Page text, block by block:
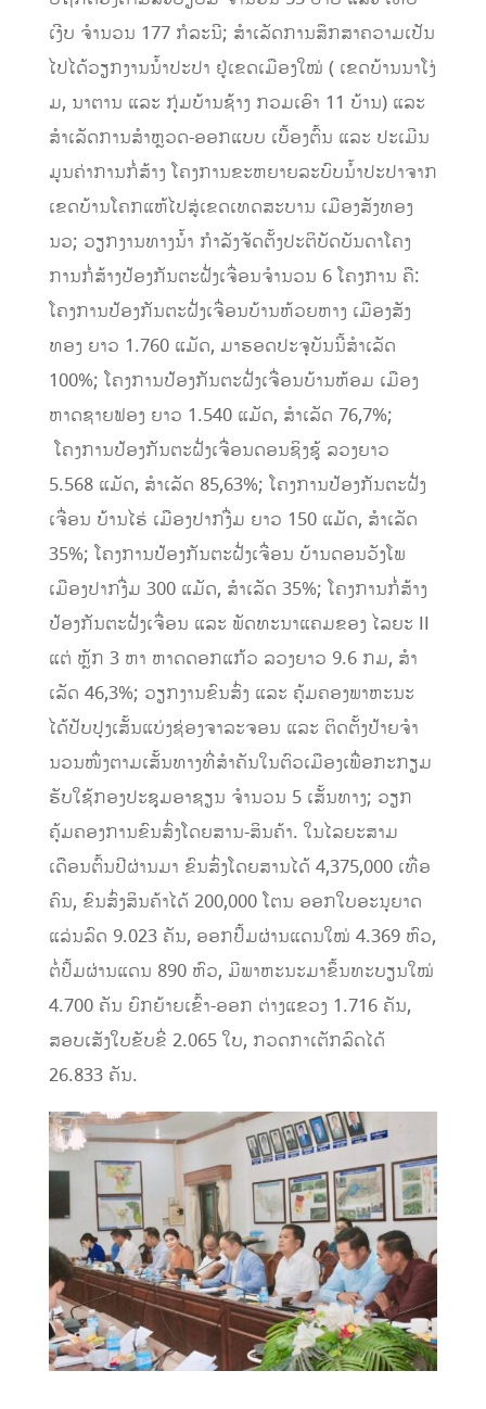
ເງີບ ຈໍານວນ 177 ກໍລະນີ; ສຳເລັດການສຶກສາຄວາມເປັນ
ໄປໄດ້ວຽກງານນໍ້າປະປາ ຢູ່ເຂດເມືອງໃໝ່ ( ເຂດບ້ານນາໂງ່
ມ, ນາຕານ ແລະ ກຸ່ມບ້ານຊ້າງ ກວມເອົາ 11 ບ້ານ) ແລະ
ສຳເລັດການສຳຫຼວດ-ອອກແບບ ເບື້ອງຕົ້ນ ແລະ ປະເມີນ
ມູນຄ່າການກໍ່ສ້າງ ໂຄງການຂະຫຍາຍລະບົບນໍ້າປະປາຈາກ
ເຂດບ້ານໂຄກແຫ້ໄປສູ່ເຂດເທດສະບານ ເມືອງສັງທອງ
ນວ; ວຽກງານທາງນໍ້າ ກໍາລັງຈັດຕັ້ງປະຕິບັດບັນດາ​ໂຄງ​
ການກໍ່​ສ້າງ​ປ້ອງ​ກັນ​ຕະ​ຝັ່ງ​ເຈື່ອນຈຳ​ນວນ 6 ໂຄງ​ການ​ ຄື:
ໂຄງການປ້ອງກັນຕະຝັ່ງເຈື່ອນບ້ານຫ້ວຍຫາງ ເມືອງສັງ
ທອງ ຍາວ 1.760 ແມັດ, ມາຮອດປະຈຸບັນນີ້ສໍາເລັດ
100%; ໂຄງການປ້ອງກັນຕະຝັ່ງເຈື່ອນບ້ານຫ້ອມ ເມືອງ
ຫາດຊາຍຟອງ ຍາວ 1.540 ແມັດ, ສໍາເລັດ 76,7%;
ໂຄງການປ້ອງກັນຕະຝັ່ງເຈື່ອນດອນຊິງຊູ້ ລວງ​ຍາວ
5.568 ແມັດ,​ ສໍາເລັດ 85,63%; ໂຄງການປ້ອງກັນຕະຝັ່ງ
ເຈື່ອນ ບ້ານໄຮ່ ເມືອງປາກງື່ມ ຍາວ 150 ແມັດ, ສໍາເລັດ
35%; ໂຄງການປ້ອງກັນຕະຝັ່ງເຈື່ອນ ບ້ານດອນວັງໂພ
ເມືອງປາກງື່ມ 300 ແມັດ, ສໍາເລັດ 35%; ໂຄງ​ການກໍ່​ສ້າງ​
ປ້ອງ​ກັນ​ຕະ​ຝັ່ງເຈື່ອນ ແລະ ພັດ​ທະ​ນາ​ແຄມ​ຂອງ ​ໄລ​ຍະ II
ແຕ່​ ຫຼັກ 3 ຫາ ຫາດດອກ​ແກ້ວ ລວງ​ຍາວ 9.6 ກມ, ສໍາ
ເລັດ 46,3%; ວຽກງານຂົນສົ່ງ ແລະ ຄຸ້ມຄອງພາຫະນະ
ໄດ້ປັບປຸງເສັ້ນແບ່ງຊ່ອງຈາລະຈອນ ແລະ ຕິດຕັ້ງປ້າຍຈໍາ
ນວນໜຶ່ງຕາມເສັ້ນທາງທີ່ສໍາຄັນໃນຕົວເມືອງເພື່ອກະກຽມ
ຮັບໃຊ້ກອງປະຊຸມອາຊຽນ ຈໍານວນ 5 ເສັ້ນທາງ; ວຽກ
ຄຸ້ມຄອງການຂົນສົ່ງໂດຍສານ-ສິນຄ້າ. ໃນໄລຍະສາມ
ເດືອນຕົ້ນປີຜ່ານມາ ຂົນສົ່ງໂດຍສານໄດ້ 4,375,000 ເທື່ອ
ຄົນ, ຂົນສົ່ງສິນຄ້າໄດ້ 200,000 ໂຕນ ອອກໃບອະນຸຍາດ
ແລ່ນລົດ 9.023 ຄັນ, ອອກປຶ້ມຜ່ານແດນໃໝ່ 4.369 ຫົວ,
ຕໍ່ປຶ້ມຜ່ານແດນ 890 ຫົວ, ມີພາຫະນະມາຂຶ້ນທະບຽນໃໝ່
4.700 ຄັນ ຍົກຍ້າຍເຂົ້າ-ອອກ ຕ່າງແຂວງ 1.716 ຄັນ,
ສອບເສັງໃບຂັບຂີ່ 2.065 ໃບ, ກວດກາເຕັກລົດໄດ້
26.833 ຄັນ.